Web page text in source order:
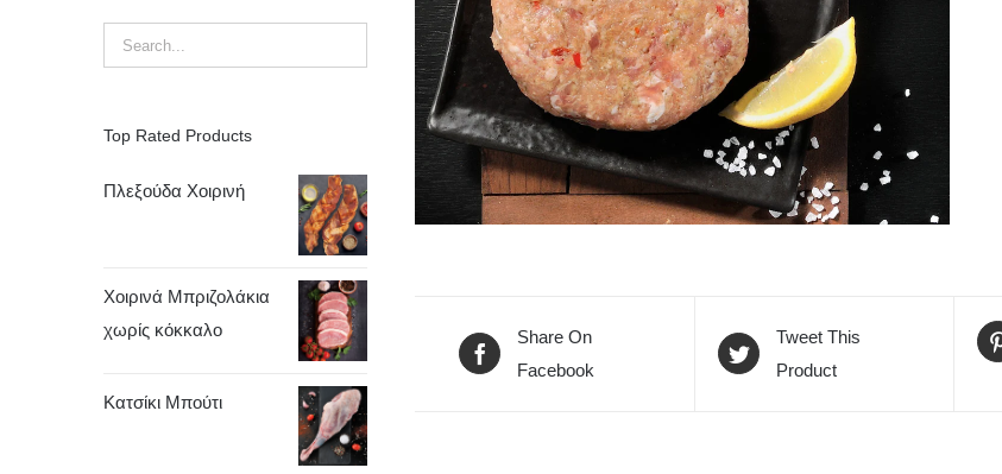
Share On
Facebook
Tweet This
Product
Top Rated Products
Πλεξούδα Χοιρινή
Χοιρινά Μπριζολάκια
χωρίς κόκκαλο
Κατσίκι Μπούτι